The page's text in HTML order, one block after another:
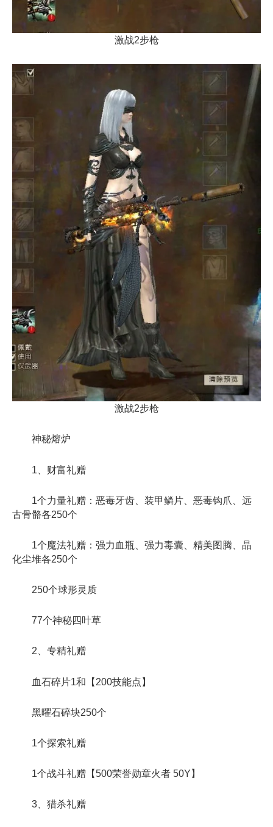
激战2步枪
激战2步枪
神秘熔炉
1、财富礼赠
1个力量礼赠：恶毒牙齿、装甲鳞片、恶毒钩爪、远
古骨骼各250个
1个魔法礼赠：强力血瓶、强力毒囊、精美图腾、晶
化尘堆各250个
250个球形灵质
77个神秘四叶草
2、专精礼赠
血石碎片1和【200技能点】
黑曜石碎块250个
1个探索礼赠
1个战斗礼赠【500荣誉勋章火者 50Y】
3、猎杀礼赠